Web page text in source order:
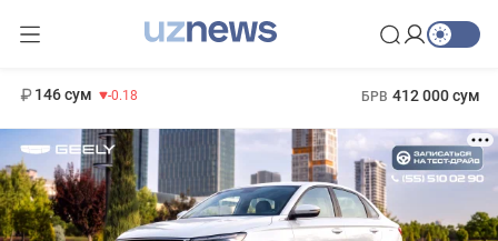
146 сум -0.18 БРВ 412 000 сум